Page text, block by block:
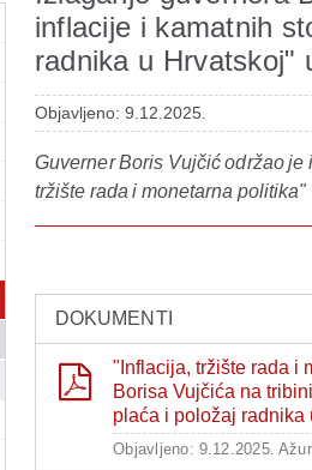
inflacije i kamatnih
radnika u Hrvatskoj"
Objavljeno: 9.12.2025.
Guverner Boris Vujčić održao je
tržište rada i monetarna politika"
DOKUMENTI
"Inflacija, tržište rada i
Borisa Vujčića na
plaća i položaj radnika
Objavljeno: 9.12.2025.